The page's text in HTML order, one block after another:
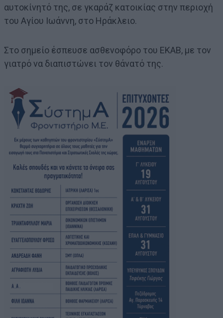
αυτοκίνητό της, σε γκαράζ κατοικίας στην περιοχή
του Αγίου Ιωάννη, στο Ηράκλειο.
Στο σημείο έσπευσε ασθενοφόρο του ΕΚΑΒ, με τον
γιατρό να διαπιστώνει τον θάνατό της.